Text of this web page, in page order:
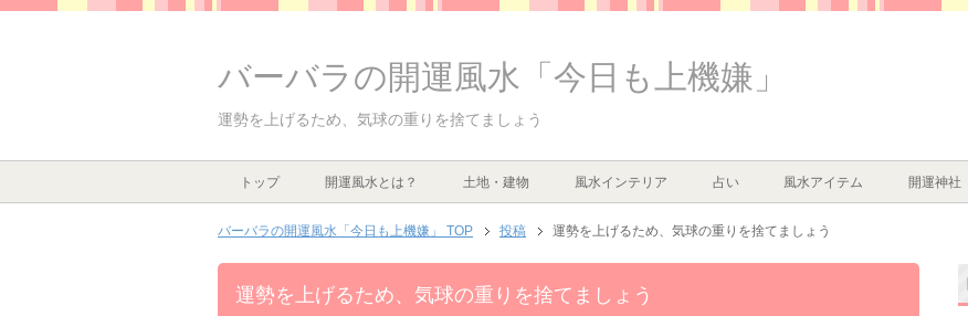
バーバラの開運風水「今日も上機嫌」
運勢を上げるため、気球の重りを捨てましょう
トップ 開運風水とは？ 土地・建物 風水インテリア 占い 風水アイテム 開運神社
バーバラの開運風水「今日も上機嫌」 TOP 投稿 運勢を上げるため、気球の重りを捨てましょう
運勢を上げるため、気球の重りを捨てましょう